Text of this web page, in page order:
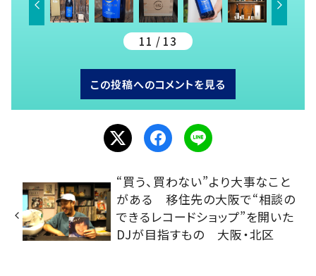
11 / 13
この投稿へのコメントを見る
“買う、買わない”より大事なこと
がある 移住先の大阪で“相談の
できるレコードショップ”を開いた
DJが目指すもの 大阪・北区